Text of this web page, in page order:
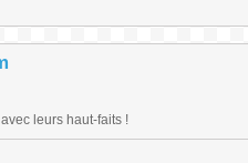
leurs haut-faits !